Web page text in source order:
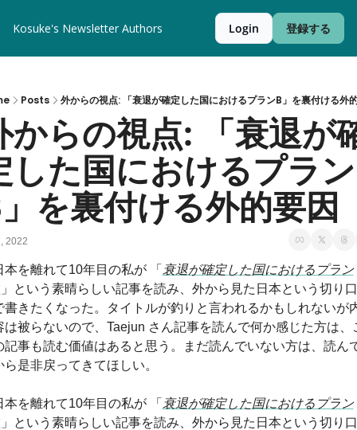
Kosuke's Newsletter Authors Login 登録する
Posts 外からの視点: 「衰退が確定した国におけるプランB」を裏付ける外
からの視点: 「衰退が
した国におけるプラン
を裏付ける外的要因
2022
本を離れて10年目の私が 「 衰退が確定した国におけるプラン
」という素晴らしい記事を読み、外から見た日本という切り口
書きたくなった。タイトルが釣りと言われるかもしれないが
は被らないので、Taejun さん記事を読んで何か感じた方は、
記事も読む価値はあると思う。
まだ読んでいない方は、読ん
ら是非戻ってきてほしい。
本を離れて10年目の私が 「 衰退が確定した国におけるプラン
」という素晴らしい記事を読み、外から見た日本という切り口